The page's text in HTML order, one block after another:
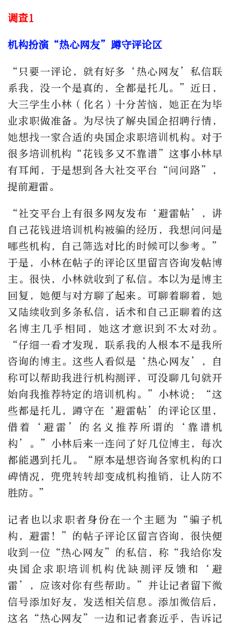
调查1
机构扮演“热心网友”蹲守评论区
“只要一评论，就有好多‘热心网友’私信联
系我，没一个是真的，全都是托儿。”近日，
大三学生小林（化名）十分苦恼，她正在为毕
业求职做准备。为尽快了解央国企招聘行情，
她想找一家合适的央国企求职培训机构。对于
很多培训机构“花钱多又不靠谱”这事小林早
有耳闻，于是想到各大社交平台“问问路”，
提前避雷。
“社交平台上有很多网友发布‘避雷帖’，讲
自己花钱进培训机构被骗的经历，我想问问是
哪些机构，自己筛选对比的时候可以参考。”
于是，小林在帖子的评论区里留言咨询发帖博
主。很快，小林就收到了私信。本以为是博主
回复，她便与对方聊了起来。可聊着聊着，她
又陆续收到多条私信，话术和自己正聊着的这
名博主几乎相同，她这才意识到不太对劲。
“仔细一看才发现，联系我的人根本不是我所
咨询的博主。这些人看似是‘热心网友’，自
称可以帮助我进行机构测评，可没聊几句就开
始向我推荐特定的培训机构。”小林说：“这
些都是托儿，蹲守在‘避雷帖’的评论区里，
借着‘避雷’的名义推荐所谓的‘靠谱机
构’。”小林后来一连问了好几位博主，每次
都能遇到托儿。“原本是想咨询各家机构的口
碑情况，兜兜转转却变成机构推销，让人防不
胜防。”
记者也以求职者身份在一个主题为“骗子机
构，避雷！”的帖子评论区留言咨询，很快便
收到一位“热心网友”的私信，称“我给你发
央国企求职培训机构优缺测评反馈和‘避
雷’，应该对你有些帮助。”并让记者留下微
信号添加好友，发送相关信息。添加微信后，
这名“热心网友”一边和记者套近乎，告诉记